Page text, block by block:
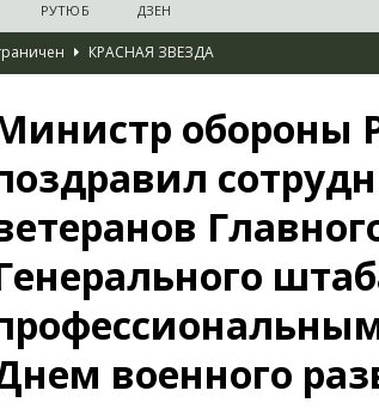
РУТЮБ ДЗЕН
КРАСНАЯ ЗВЕЗДА
(2026)
ВОЕННО-ИСТОРИЧЕСКИЙ ЖУРНАЛ
открыт мультимедийный проект с
со дня создания Железнодорожных войск
обороны
военного